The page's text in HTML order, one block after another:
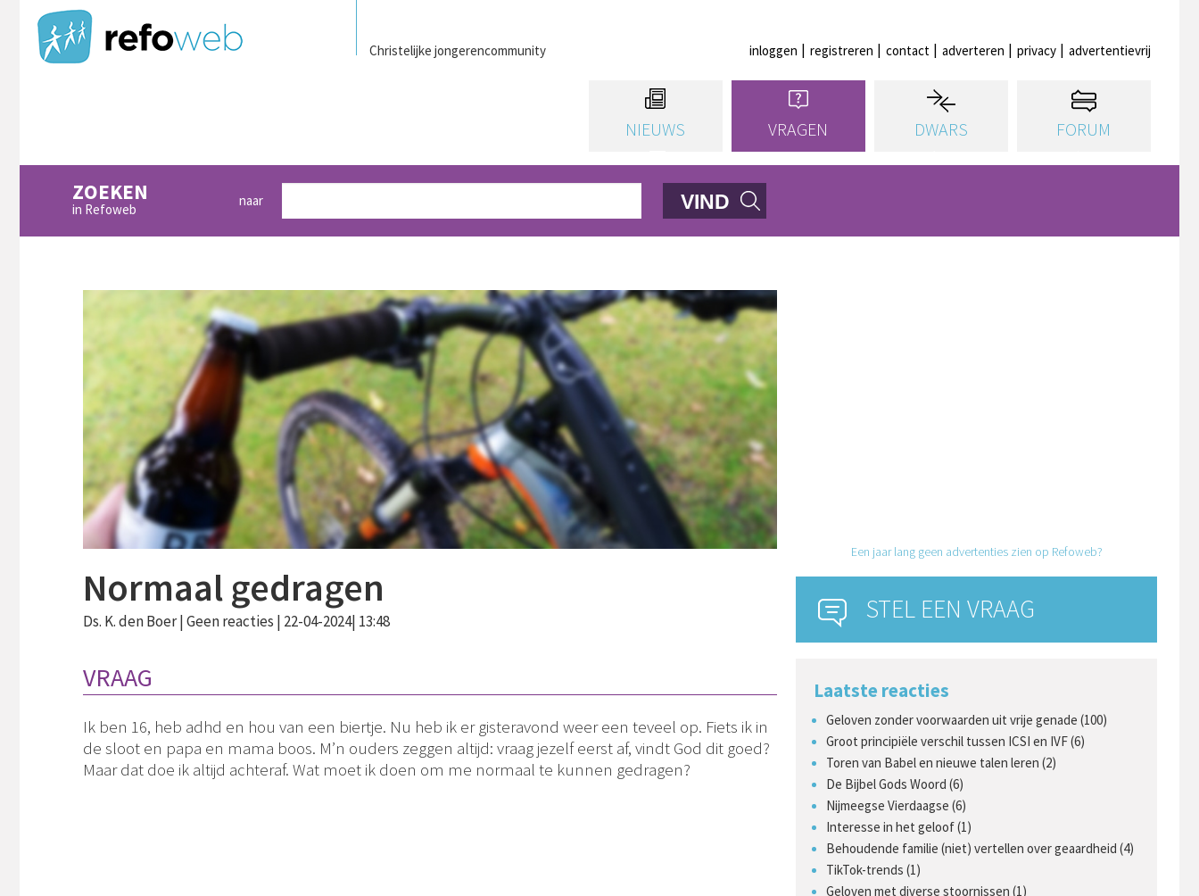
Christelijke jongerencommunity inloggen registreren contact adverteren privacy advertentievrij
NIEUWS VRAGEN DWARS FORUM
ZOEKEN
in Refoweb
naar VIND
Normaal gedragen
Ds. K. den Boer |Geen reacties | 22-04-2024| 13:48
VRAAG
Ik ben 16, heb adhd en hou van een biertje. Nu heb ik er gisteravond weer een teveel op. Fiets ik in
de sloot en papa en mama boos. M’n ouders zeggen altijd: vraag jezelf eerst af, vindt God dit goed?
Maar dat doe ik altijd achteraf. Wat moet ik doen om me normaal te kunnen gedragen?
Een jaar lang geen advertenties zien op Refoweb?
STEL EEN VRAAG
Laatste reacties
Geloven zonder voorwaarden uit vrije genade (100)
Groot principiële verschil tussen ICSI en IVF (6)
Toren van Babel en nieuwe talen leren (2)
De Bijbel Gods Woord (6)
Nijmeegse Vierdaagse (6)
Interesse in het geloof (1)
Behoudende familie (niet) vertellen over geaardheid (4)
TikTok-trends (1)
Geloven met diverse stoornissen (1)